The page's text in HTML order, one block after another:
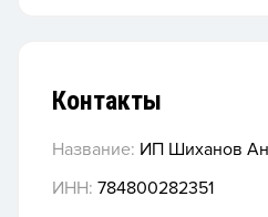
Контакты
Название: ИП Шиханов
ИНН: 784800282351